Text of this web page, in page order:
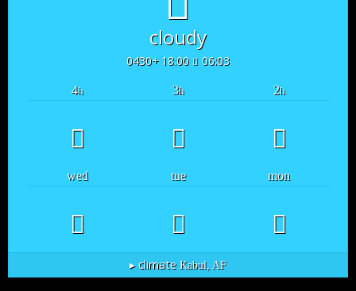
cloudy
06:03
18:00 +0430
2h
3h
4h
mon
tue
wed
Kabul, AF
climate ▸